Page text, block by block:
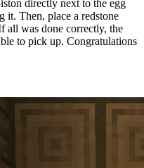
directly next to the egg
it. Then, place a redstone
all was done correctly, the
to pick up. Congratulations